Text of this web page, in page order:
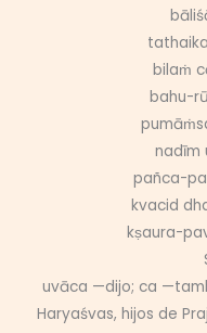
bilaṁ
bahu-
nadīm
pañca-
kvacid
kṣaura-
uvāca —dijo; ca
Haryaśvas, hijos de